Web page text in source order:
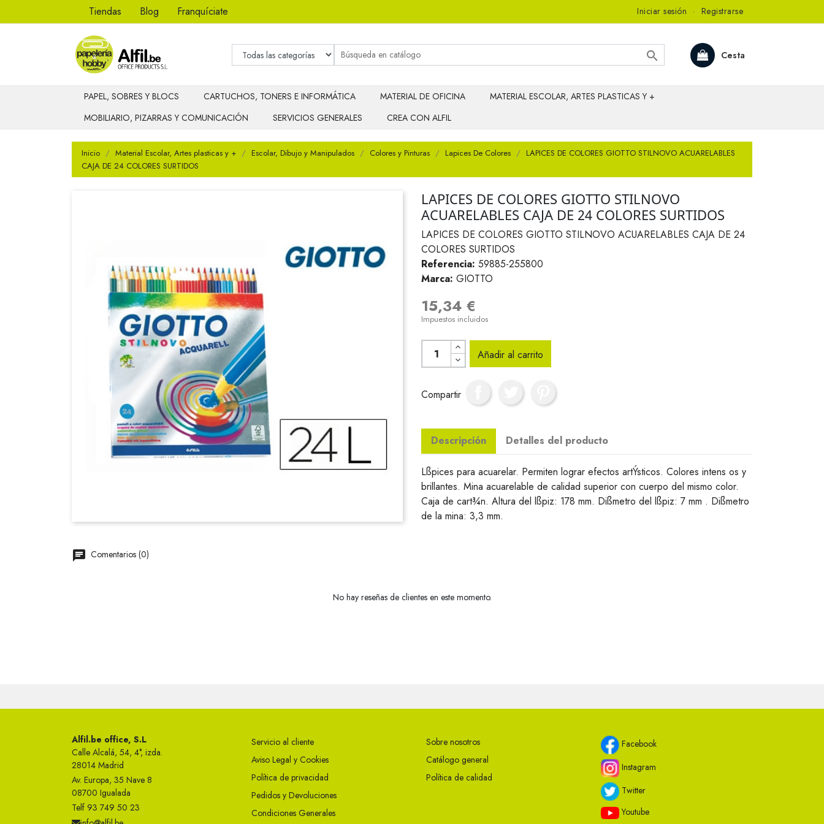
Tiendas Blog Franquíciate Iniciar sesión · Registrarse
Cesta

PAPEL, SOBRES Y BLOCS CARTUCHOS, TONERS E INFORMÁTICA MATERIAL DE OFICINA
MATERIAL ESCOLAR, ARTES PLASTICAS Y +
MOBILIARIO, PIZARRAS Y COMUNICACIÓN
SERVICIOS GENERALES CREA CON ALFIL
Inicio Material Escolar, Artes plasticas y + Escolar, Dibujo y Manipulados Colores y Pinturas Lapices De Colores
LAPICES DE COLORES GIOTTO STILNOVO ACUARELABLES
CAJA DE 24 COLORES SURTIDOS
LAPICES DE COLORES GIOTTO STILNOVO
ACUARELABLES CAJA DE 24 COLORES SURTIDOS
LAPICES DE COLORES GIOTTO STILNOVO ACUARELABLES CAJA DE 24
COLORES SURTIDOS
Referencia: 59885-255800
Marca: GIOTTO
15,34 €
Impuestos incluidos
Añadir al carrito
Compartir
Descripción Detalles del producto
Lßpices para acuarelar. Permiten lograr efectos artÝsticos. Colores intens os y
brillantes. Mina acuarelable de calidad superior con cuerpo del mismo color.
Caja de cart¾n. Altura del lßpiz: 178 mm. Dißmetro del lßpiz: 7 mm . Dißmetro
de la mina: 3,3 mm.
Comentarios (0)
No hay reseñas de clientes en este momento.
Alfil.be office, S.L
Calle Alcalá, 54, 4°, izda.
28014 Madrid
Av. Europa, 35 Nave 8
08700 Igualada
Telf 93 749 50 23
Servicio al cliente
Aviso Legal y Cookies
Política de privacidad
Pedidos y Devoluciones
Condiciones Generales
Sobre nosotros
Catálogo general
Política de calidad
Facebook
Instagram
Twitter
Youtube